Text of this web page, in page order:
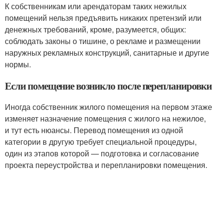
К собственникам или арендаторам таких нежилых
помещений нельзя предъявить никаких претензий или
денежных требований, кроме, разумеется, общих:
соблюдать законы о тишине, о рекламе и размещении
наружных рекламных конструкций, санитарные и другие
нормы.
Если помещение возникло после перепланировки
Иногда собственник жилого помещения на первом этаже
изменяет назначение помещения с жилого на нежилое,
и тут есть нюансы. Перевод помещения из одной
категории в другую требует специальной процедуры,
один из этапов которой — подготовка и согласование
проекта переустройства и перепланировки помещения.